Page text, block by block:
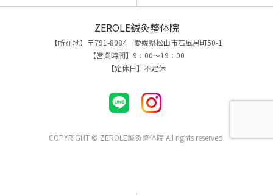
ZEROLE鍼灸整体院
【所在地】〒791-8084 愛媛県松山市石風呂町50-1
【営業時間】9：00～19：00
【定休日】不定休
COPYRIGHT © ZEROLE鍼灸整体院 All rights reserved.